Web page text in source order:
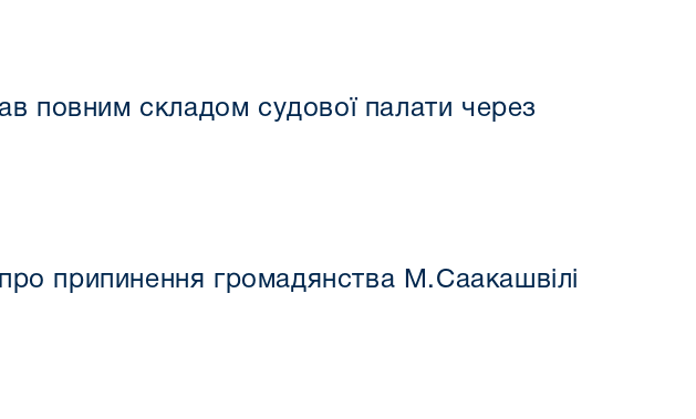
повним складом судової палати через
припинення громадянства М.Саакашвілі